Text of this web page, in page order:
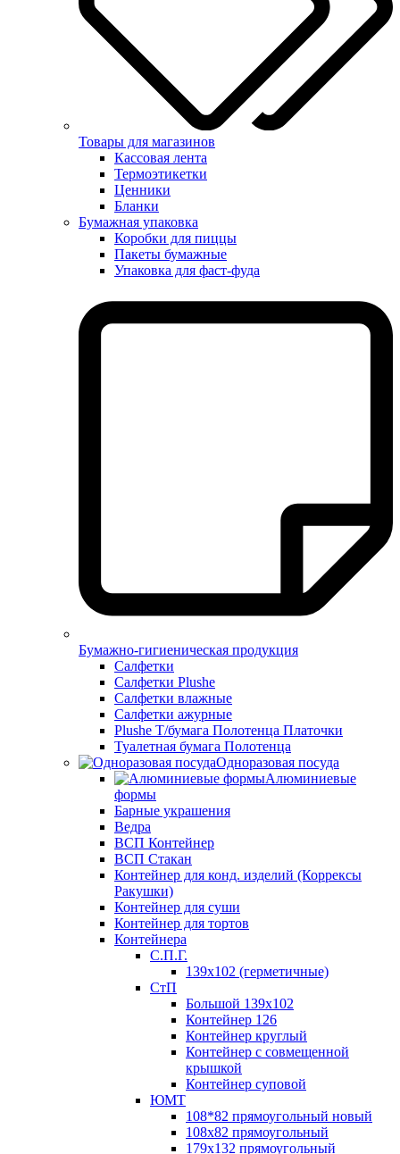
Товары для магазинов
Кассовая лента
Термоэтикетки
Ценники
Бланки
Бумажная упаковка
Коробки для пиццы
Пакеты бумажные
Упаковка для фаст-фуда
Бумажно-гигиеническая продукция
Салфетки
Салфетки Plushe
Салфетки влажные
Салфетки ажурные
Plushe Т/бумага Полотенца Платочки
Туалетная бумага Полотенца
Одноразовая посуда
Алюминиевые
формы
Барные украшения
Ведра
ВСП Контейнер
ВСП Стакан
Контейнер для конд. изделий (Коррексы
Ракушки)
Контейнер для суши
Контейнер для тортов
Контейнера
С.П.Г.
139х102 (герметичные)
СтП
Большой 139х102
Контейнер 126
Контейнер круглый
Контейнер с совмещенной
крышкой
Контейнер суповой
ЮМТ
108*82 прямоугольный новый
108х82 прямоугольный
179х132 прямоугольный